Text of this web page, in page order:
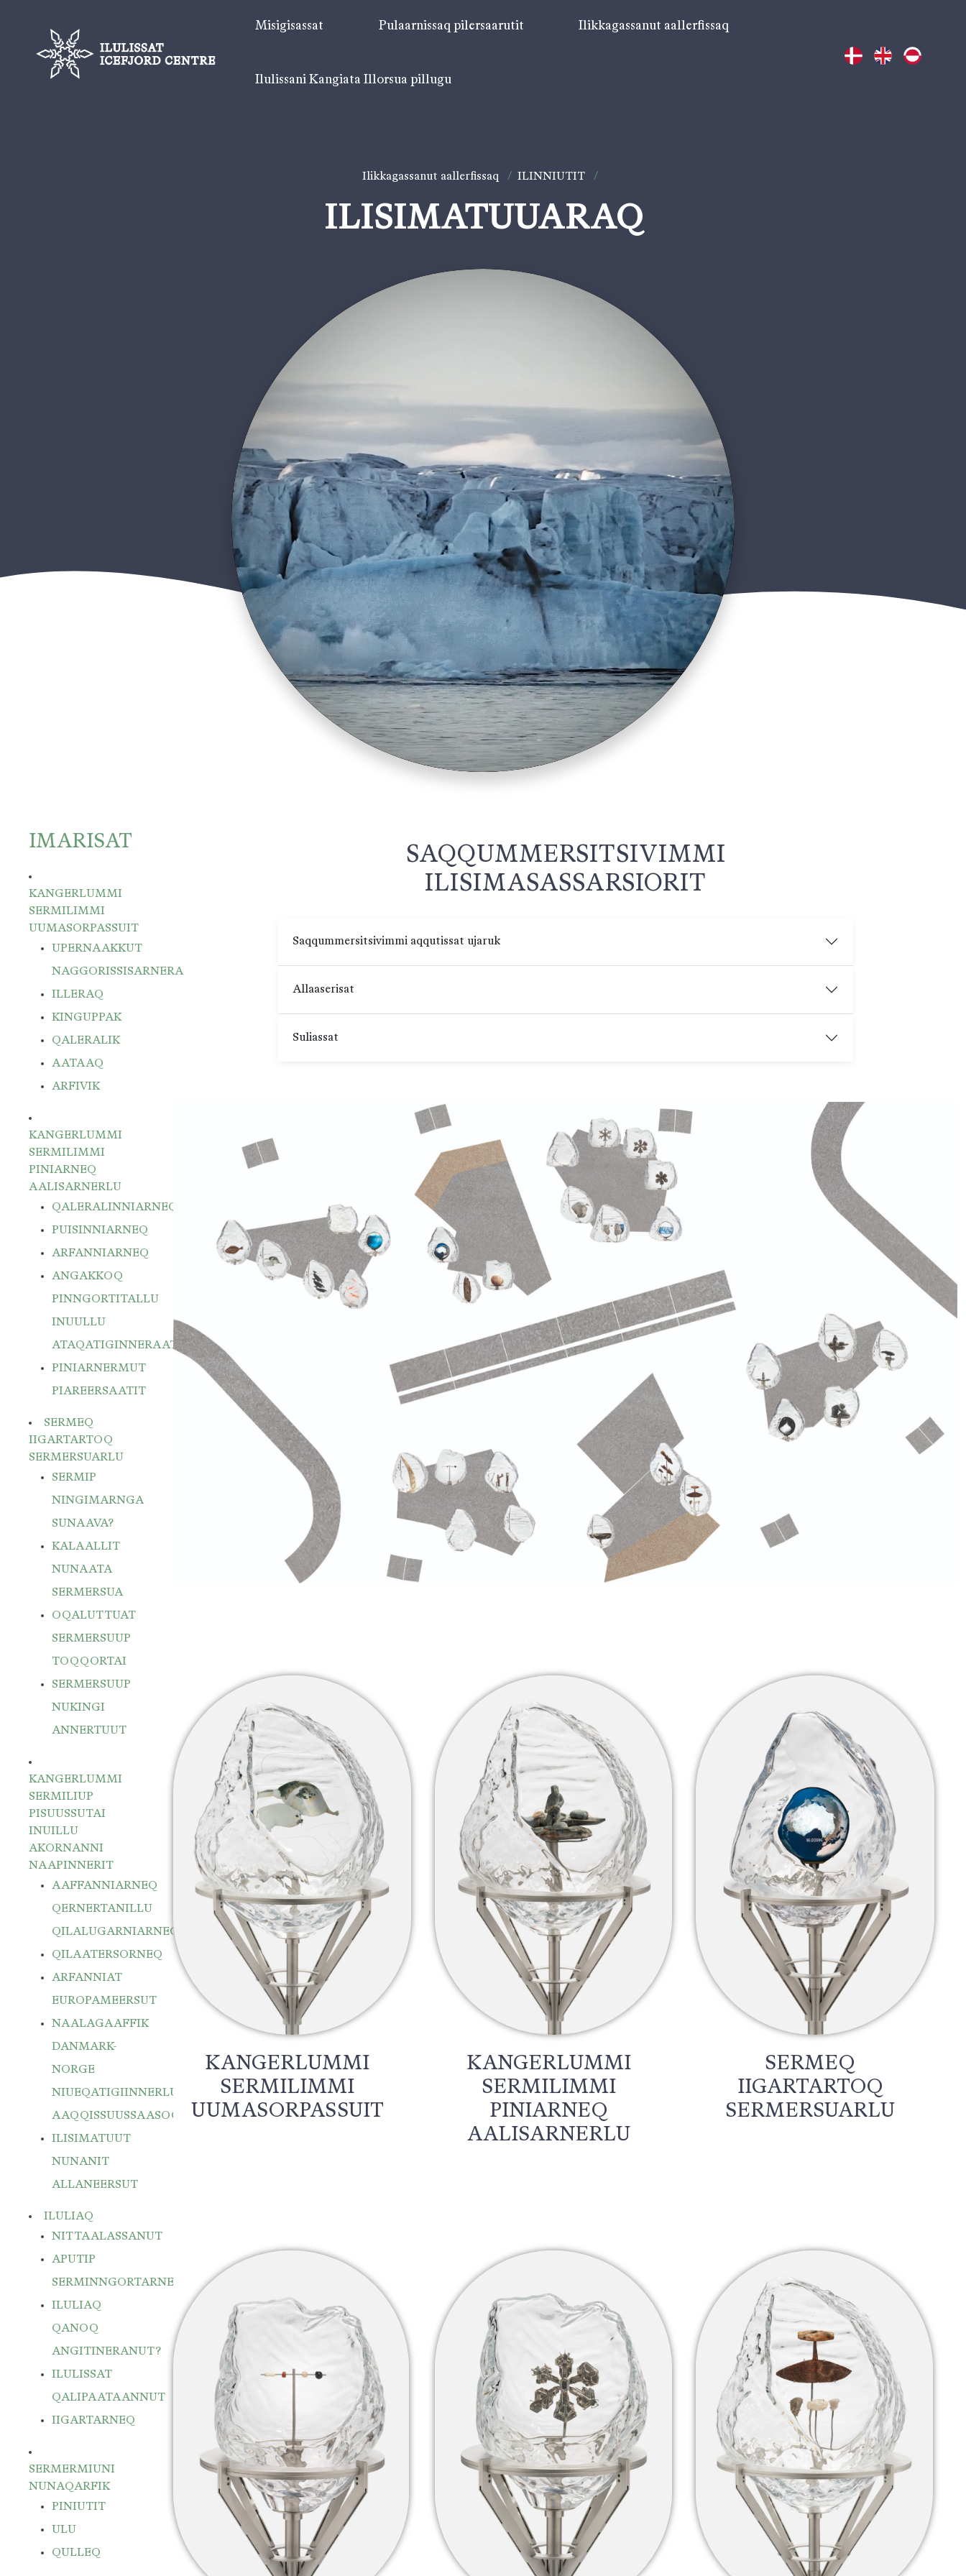
Misigisassat Pulaarnissaq pilersaarutit Ilikkagassanut aallerfissaq
Ilulissani Kangiata Illorsua pillugu
Ilikkagassanut aallerfissaq / ILINNIUTIT /
ILISIMATUUARAQ
IMARISAT
KANGERLUMMI
SERMILIMMI
UUMASORPASSUIT
UPERNAAKKUT
NAGGORISSISARNERA
ILLERAQ
KINGUPPAK
QALERALIK
AATAAQ
ARFIVIK
KANGERLUMMI
SERMILIMMI
PINIARNEQ
AALISARNERLU
QALERALINNIARNEQ
PUISINNIARNEQ
ARFANNIARNEQ
ANGAKKOQ
PINNGORTITALLU
INUULLU
ATAQATIGINNERAAT
PINIARNERMUT
PIAREERSAATIT
SERMEQ
IIGARTARTOQ
SERMERSUARLU
SERMIP
NINGIMARNGA
SUNAAVA?
KALAALLIT
NUNAATA
SERMERSUA
OQALUTTUAT
SERMERSUUP
TOQQORTAI
SERMERSUUP
NUKINGI
ANNERTUUT
KANGERLUMMI
SERMILIUP
PISUUSSUTAI
INUILLU
AKORNANNI
NAAPINNERIT
AAFFANNIARNEQ
QERNERTANILLU
QILALUGARNIARNEQ
QILAATERSORNEQ
ARFANNIAT
EUROPAMEERSUT
NAALAGAAFFIK
DANMARK-
NORGE
NIUEQATIGIINNERLU
AAQQISSUUSSAASOQ
ILISIMATUUT
NUNANIT
ALLANEERSUT
ILULIAQ
NITTAALASSANUT
APUTIP
SERMINNGORTARNERANUT
ILULIAQ
QANOQ
ANGITINERANUT?
ILULISSAT
QALIPAATAANNUT
IIGARTARNEQ
SERMERMIUNI
NUNAQARFIK
PINIUTIT
ULU
QULLEQ
SAQQUMMERSITSIVIMMI
ILISIMASASSARSIORIT
Saqqummersitsivimmi aqqutissat ujaruk
Allaaserisat
Suliassat
KANGERLUMMI
SERMILIMMI
UUMASORPASSUIT
KANGERLUMMI
SERMILIMMI
PINIARNEQ
AALISARNERLU
SERMEQ
IIGARTARTOQ
SERMERSUARLU